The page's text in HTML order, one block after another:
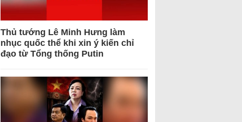
Thủ tướng Lê Minh Hưng làm
nhục quốc thể khi xin ý kiến chỉ
đạo từ Tổng thống Putin